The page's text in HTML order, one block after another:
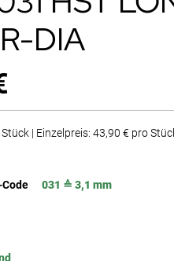
DIA
| Einzelpreis: 43,90 € pro
031 ≙ 3,1 mm